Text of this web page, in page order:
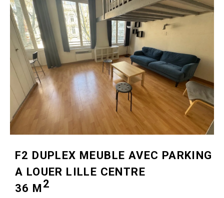
F2 DUPLEX MEUBLE AVEC PARKING
A LOUER LILLE CENTRE
36 M2